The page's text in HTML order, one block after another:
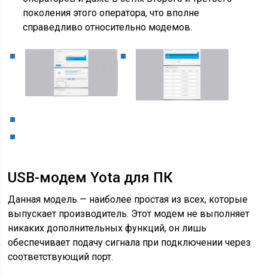
поколения этого оператора, что вполне
справедливо относительно модемов.
USB-модем Yota для ПК
Данная модель — наиболее простая из всех, которые
выпускает производитель. Этот модем не выполняет
никаких дополнительных функций, он лишь
обеспечивает подачу сигнала при подключении через
соответствующий порт.